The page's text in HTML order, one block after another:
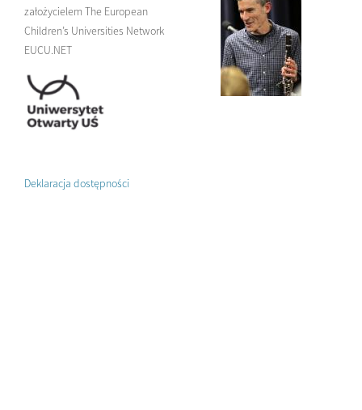
założycielem The European
Children’s Universities Network
EUCU.NET
Deklaracja dostępności